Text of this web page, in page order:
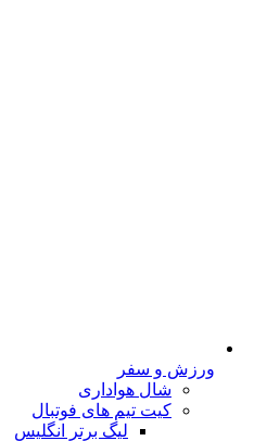
ورزش و سفر
شال هواداری
کیت تیم های فوتبال
لیگ برتر انگلیس